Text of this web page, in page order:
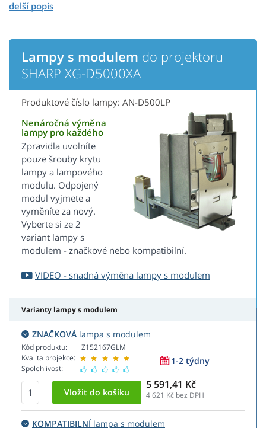
Lampy s modulem do projektoru
SHARP XG-D5000XA
Produktové číslo lampy: AN-D500LP
Nenáročná výměna
lampy pro každého
Zpravidla uvolníte
pouze šrouby krytu
lampy a lampového
modulu. Odpojený
modul vyjmete a
vyměníte za nový.
Vyberte si ze 2
variant lampy s
modulem - značkové nebo kompatibilní.
VIDEO - snadná výměna lampy s modulem
Varianty lampy s modulem
ZNAČKOVÁ lampa s modulem
Kód produktu:
Kvalita projekce:
Spolehlivost:
Z152167GLM
1-2 týdny
5 591,41 Kč
4 621 Kč bez DPH
KOMPATIBILNÍlampa s modulem